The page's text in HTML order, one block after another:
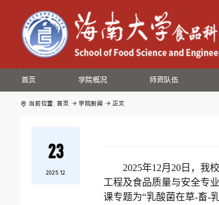
首页 学院概况 师资队伍
当前位置: 首页 学院新闻 正文
23
2025.12
2025年12月 20 日，我
工程及食品质量与安全专
课专题为“乳酸菌在草-畜-